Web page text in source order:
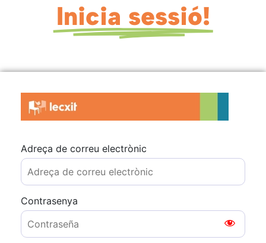
Inicia sessió!
Adreça de correu electrònic
Contrasenya